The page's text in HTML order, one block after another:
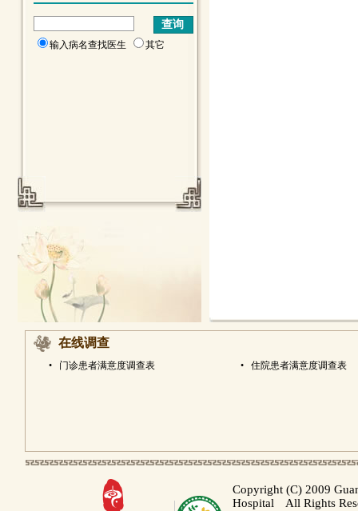
输入病名查找医生 其它
在线调查
• 门诊患者满意度调查表 • 住院患者满意度调查表
Copyright (C) 2009
Hospital All Rights